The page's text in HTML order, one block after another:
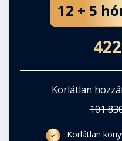
12 + 5
Korlátlan
101
Korlátlan